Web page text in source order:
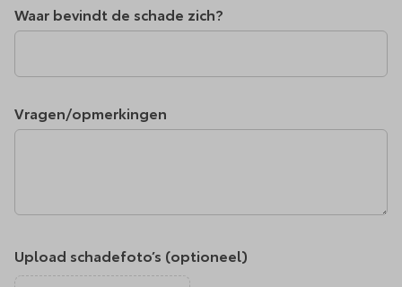
Waar bevindt de schade zich?
Vragen/opmerkingen
Upload schadefoto’s (optioneel)